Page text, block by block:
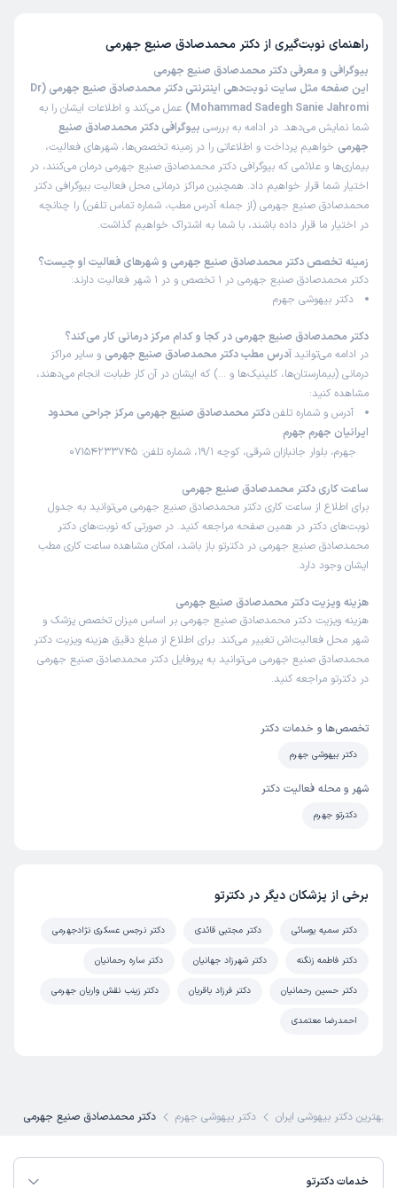
راهنمای نوبت‌گیری از دکتر محمدصادق صنیع جهرمی
بیوگرافی و معرفی دکتر محمدصادق صنیع جهرمی
این صفحه مثل سایت نوبت‌دهی اینترنتی دکتر محمدصادق صنیع جهرمی (Dr
Mohammad Sadegh Sanie Jahromi)
عمل می‌کند و اطلاعات ایشان را به
شما نمایش می‌دهد. در ادامه به بررسی بیوگرافی دکتر محمدصادق صنیع
جهرمی خواهیم پرداخت و اطلاعاتی را در زمینه تخصص‌ها، شهرهای فعالیت،
بیماری‌ها و علائمی که بیوگرافی دکتر محمدصادق صنیع جهرمی درمان می‌کنند، در
اختیار شما قرار خواهیم داد. همچنین مراکز درمانی محل فعالیت بیوگرافی دکتر
محمدصادق صنیع جهرمی (از جمله آدرس مطب، شماره تماس تلفن) را چنانچه
در اختیار ما قرار داده باشند، با شما به اشتراک خواهیم گذاشت.
زمینه تخصص دکتر محمدصادق صنیع جهرمی و شهرهای فعالیت او چیست؟
دکتر محمدصادق صنیع جهرمی در 1 تخصص و در 1 شهر فعالیت دارند:
دکتر بیهوشی جهرم
دکتر محمدصادق صنیع جهرمی در کجا و کدام مرکز درمانی کار می‌کند؟
در ادامه می‌توانید آدرس مطب دکتر محمدصادق صنیع جهرمی و سایر مراکز
درمانی (بیمارستان‌ها، کلینیک‌ها و …) که ایشان در آن کار طبابت انجام می‌دهند،
مشاهده کنید:
آدرس و شماره تلفندکتر محمدصادق صنیع جهرمی مرکز جراحی محدود
ایرانیان جهرم جهرم
جهرم، بلوار جانبازان شرقی، کوچه 19/1، شماره تلفن: 07154233745
ساعت کاری دکتر محمدصادق صنیع جهرمی
برای اطلاع از ساعت کاری دکتر محمدصادق صنیع جهرمی می‌توانید به جدول
نوبت‌های دکتر در همین صفحه مراجعه کنید. در صورتی که نوبت‌های دکتر
محمدصادق صنیع جهرمی در دکترتو باز باشد، امکان مشاهده ساعت کاری مطب
ایشان وجود دارد.
هزینه ویزیت دکتر محمدصادق صنیع جهرمی
هزینه ویزیت دکتر محمدصادق صنیع جهرمی بر اساس میزان تخصص پزشک و
شهر محل فعالیت‌اش تغییر می‌کند. برای اطلاع از مبلغ دقیق هزینه ویزیت دکتر
محمدصادق صنیع جهرمی می‌توانید به پروفایل دکتر محمدصادق صنیع جهرمی
در دکترتو مراجعه کنید.
تخصص‌ها و خدمات دکتر
دکتر بیهوشی جهرم
شهر و محله فعالیت دکتر
دکترتو جهرم
برخی از پزشکان دیگر در دکترتو
دکتر سمیه یوسائی دکتر مجتبی قائدی دکتر نرجس عسکری نژادجهرمی
دکتر فاطمه زنگنه دکتر شهرزاد جهانیان دکتر ساره رحمانیان
دکتر حسین رحمانیان دکتر فرزاد باقریان دکتر زینب نقش واریان جهرمی
احمدرضا معتمدی
بهترین دکتر بیهوشی ایران دکتر بیهوشی جهرم دکتر محمدصادق صنیع جهرمی
خدمات دکترتو